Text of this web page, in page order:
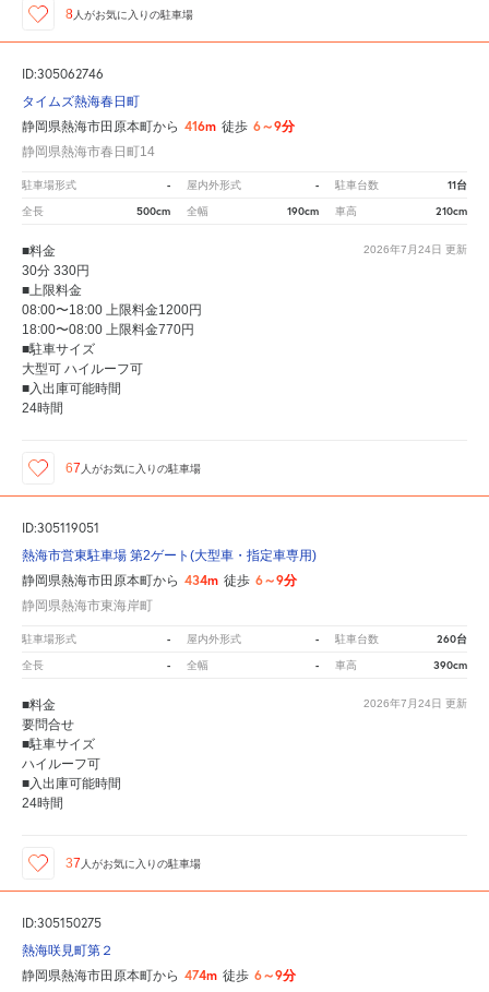
8 人がお気に入りの駐車場
ID:305062746
タイムズ熱海春日町
静岡県熱海市田原本町から 416m 徒歩 6～9分
静岡県熱海市春日町14
駐車場形式 - 屋内外形式 - 駐車台数 11台
全長 500cm 全幅 190cm 車高 210cm
2026年7月24日 更新
■料金
30分 330円
■上限料金
08:00〜18:00 上限料金1200円
18:00〜08:00 上限料金770円
■駐車サイズ
大型可 ハイルーフ可
■入出庫可能時間
24時間
67 人がお気に入りの駐車場
ID:305119051
熱海市営東駐車場 第2ゲート(大型車・指定車専用)
静岡県熱海市田原本町から 434m 徒歩 6～9分
静岡県熱海市東海岸町
駐車場形式 - 屋内外形式 - 駐車台数 260台
全長 - 全幅 - 車高 390cm
2026年7月24日 更新
■料金
要問合せ
■駐車サイズ
ハイルーフ可
■入出庫可能時間
24時間
37 人がお気に入りの駐車場
ID:305150275
熱海咲見町第２
静岡県熱海市田原本町から 474m 徒歩 6～9分